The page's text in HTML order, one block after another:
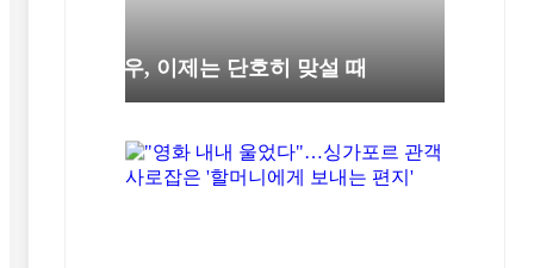
극우, 이제는 단호히 맞설 때